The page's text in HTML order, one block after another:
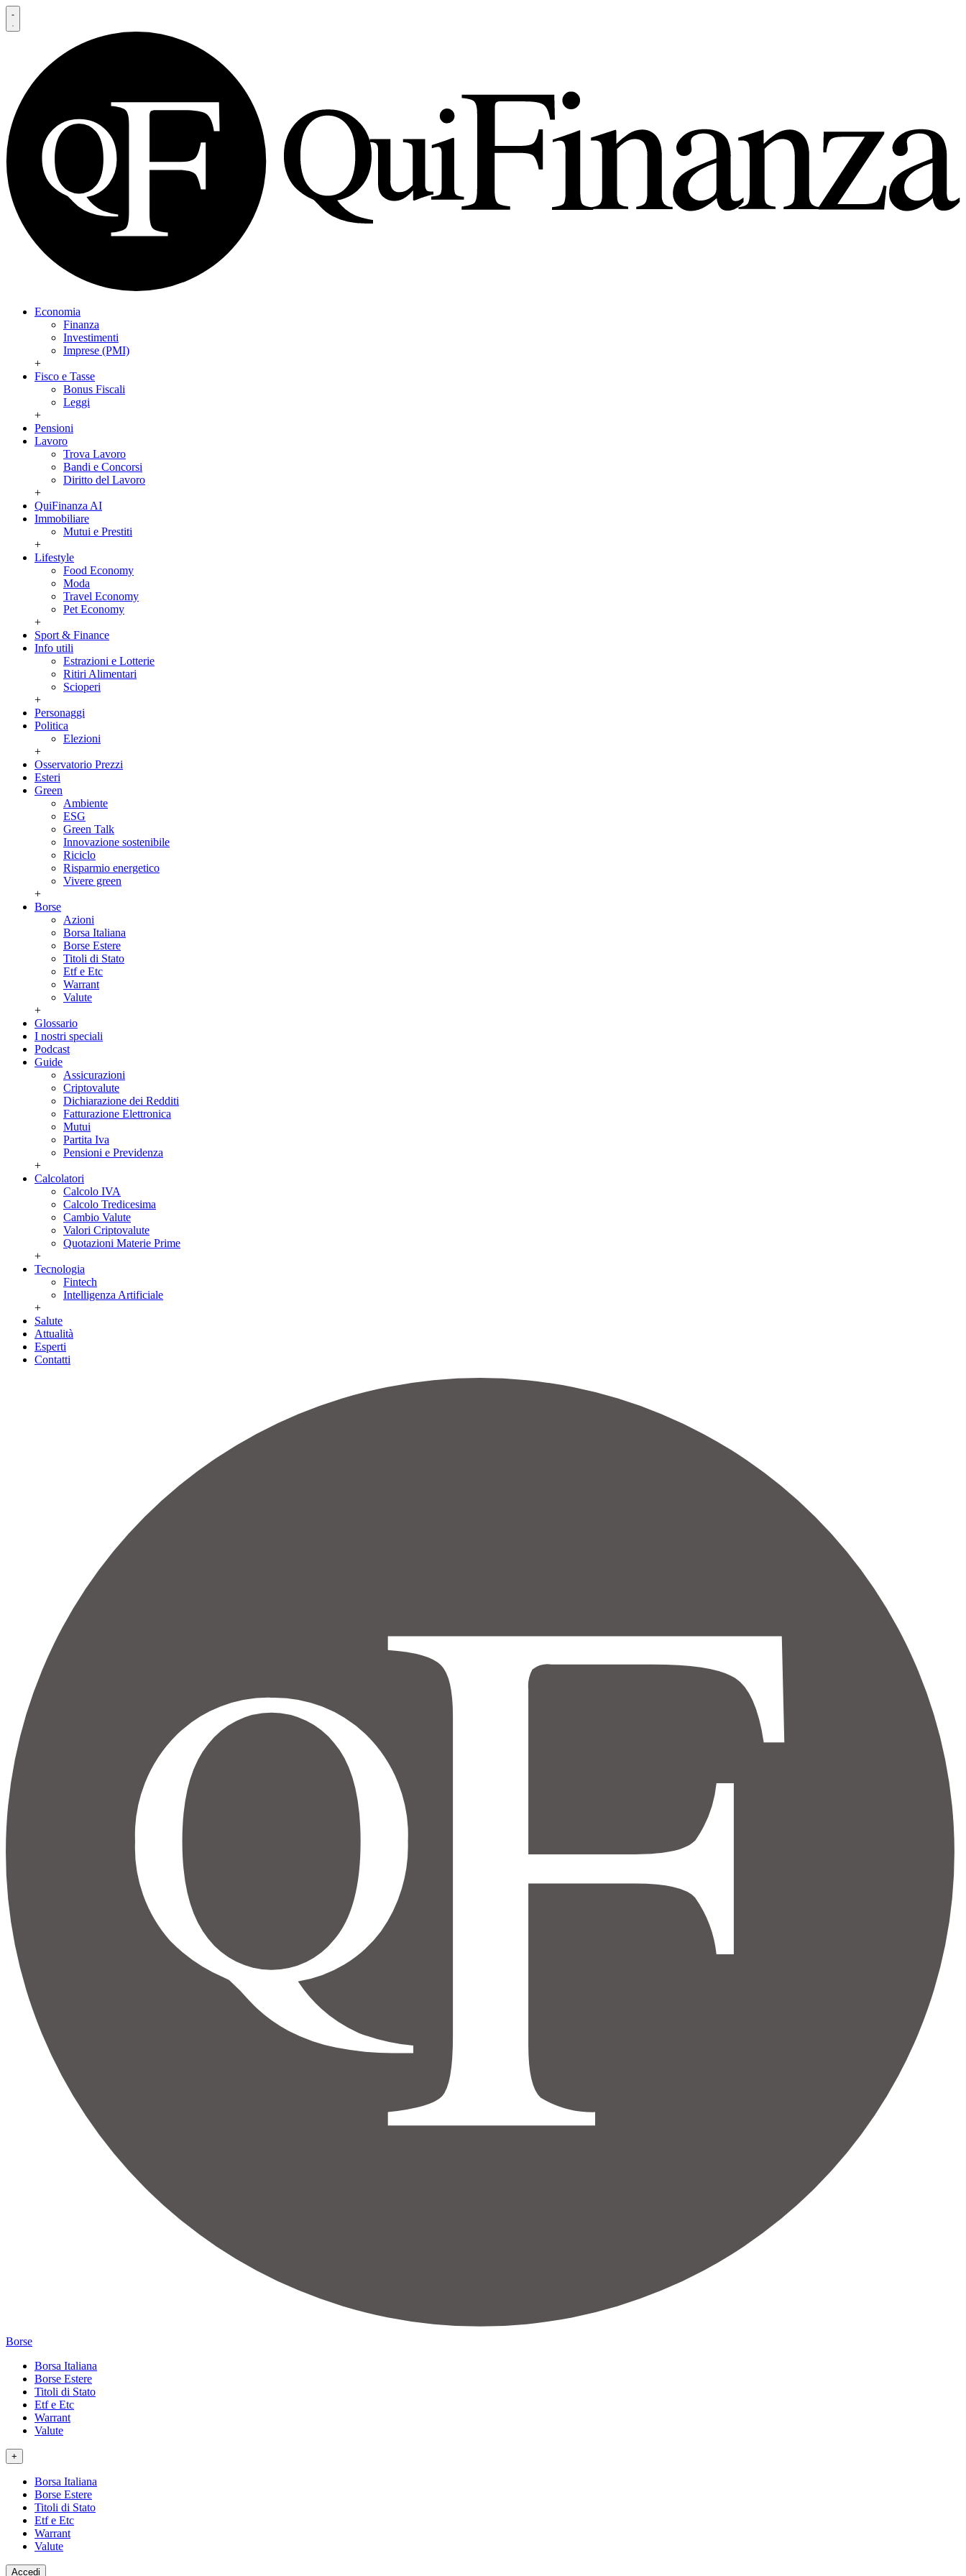
Economia
Finanza
Investimenti
Imprese (PMI)
+
Fisco e Tasse
Bonus Fiscali
Leggi
+
Pensioni
Lavoro
Trova Lavoro
Bandi e Concorsi
Diritto del Lavoro
+
QuiFinanza AI
Immobiliare
Mutui e Prestiti
+
Lifestyle
Food Economy
Moda
Travel Economy
Pet Economy
+
Sport & Finance
Info utili
Estrazioni e Lotterie
Ritiri Alimentari
Scioperi
+
Personaggi
Politica
Elezioni
+
Osservatorio Prezzi
Esteri
Green
Ambiente
ESG
Green Talk
Innovazione sostenibile
Riciclo
Risparmio energetico
Vivere green
+
Borse
Azioni
Borsa Italiana
Borse Estere
Titoli di Stato
Etf e Etc
Warrant
Valute
+
Glossario
I nostri speciali
Podcast
Guide
Assicurazioni
Criptovalute
Dichiarazione dei Redditi
Fatturazione Elettronica
Mutui
Partita Iva
Pensioni e Previdenza
+
Calcolatori
Calcolo IVA
Calcolo Tredicesima
Cambio Valute
Valori Criptovalute
Quotazioni Materie Prime
+
Tecnologia
Fintech
Intelligenza Artificiale
+
Salute
Attualità
Esperti
Contatti
Borse
Borsa Italiana
Borse Estere
Titoli di Stato
Etf e Etc
Warrant
Valute
+
Borsa Italiana
Borse Estere
Titoli di Stato
Etf e Etc
Warrant
Valute
Accedi